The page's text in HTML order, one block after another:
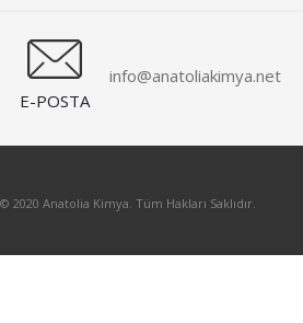
E-POSTA
info@anatoliakimya.net
© 2020 Anatolia Kimya. Tüm Hakları Saklıdır.